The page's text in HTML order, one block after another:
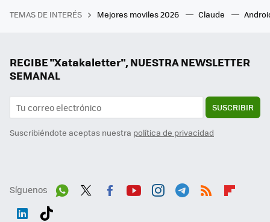
TEMAS DE INTERÉS Mejores moviles 2026 Claude
RECIBE "Xatakaletter", NUESTRA NEWSLETTER
SEMANAL
SUSCRIBIR
Suscribiéndote aceptas nuestra política de privacidad
Síguenos